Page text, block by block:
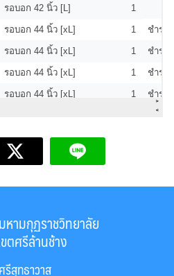
ามกุฏราชวิทยาลัย
ตศรีล้านช้าง
รีสุทธาวาส